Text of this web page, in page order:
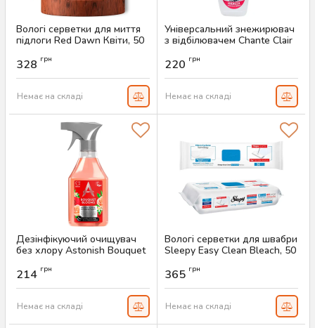
Вологі серветки для миття
підлоги Red Dawn Квіти, 50
Артикул:
328 грн
Немає на складі
Універсальний знежирювач
з відбілювачем Chante Clair
мл
Артикул:AS-00641
220 грн
Немає на складі
Дезінфікуючий очищувач
без хлору Astonish Bouquet
Артикул:
214 грн
Немає на складі
Вологі серветки для швабри
Sleepy Easy Clean Bleach, 50
Артикул:
365 грн
Немає на складі